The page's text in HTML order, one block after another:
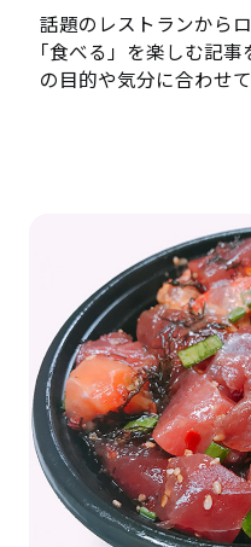
話題のレストランから
「食べる」を楽しむ記
の目的や気分に合わせ